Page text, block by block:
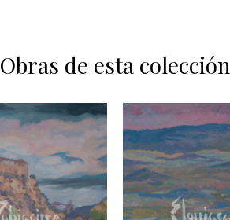
Obras de esta colección